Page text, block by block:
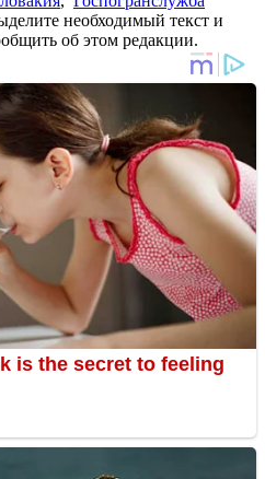
необходимый текст и
об этом редакции.